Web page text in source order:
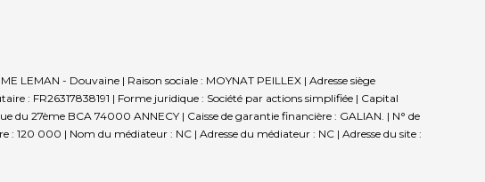
LEMAN - Douvaine | Raison sociale : MOYNAT PEILLEX | Adresse siège
: FR26317838191 | Forme juridique : Société par actions simplifiée | Capital
du 27ème BCA 74000 ANNECY | Caisse de garantie financière : GALIAN. | N° de
: 120 000 | Nom du médiateur : NC | Adresse du médiateur : NC | Adresse du site :